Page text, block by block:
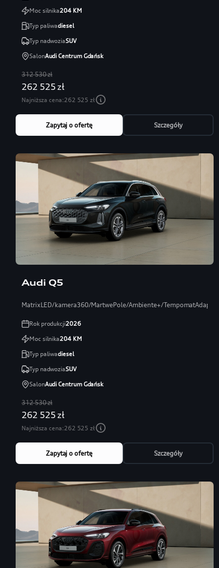
Moc silnika204KM
Typ paliwadiesel
Typ nadwoziaSUV
SalonAudi Centrum Gdańsk
312 530 zł
262 525 zł
Najniższa cena:262 525 zł
Zapytaj o ofertę Szczegóły
Audi Q5
MatrixLED/kamera360/MartwePole/Ambiente+/
Rok produkcji2026
Moc silnika204KM
Typ paliwadiesel
Typ nadwoziaSUV
SalonAudi Centrum Gdańsk
312 530 zł
262 525 zł
Najniższa cena:262 525 zł
Zapytaj o ofertę Szczegóły